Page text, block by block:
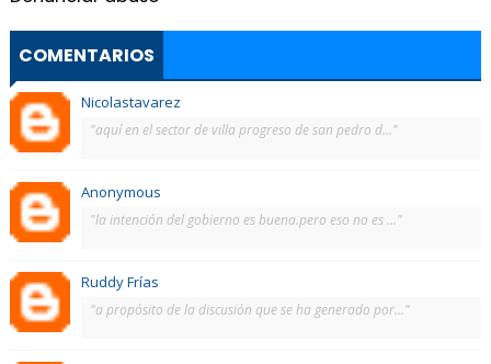
COMENTARIOS
Nicolastavarez
"aquí en el sector de villa progreso de san pedro d..."
Anonymous
"la intención del gobierno es buena.pero eso no es ..."
Ruddy Frías
"a propósito de la discusión que se ha generado por..."